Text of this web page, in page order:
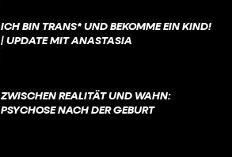
ICH BIN TRANS* UND BEKOMME EIN KIND!
| UPDATE MIT ANASTASIA
ZWISCHEN REALITÄT UND WAHN:
PSYCHOSE NACH DER GEBURT